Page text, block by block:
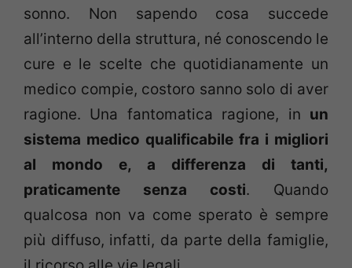
sonno. Non sapendo cosa succede
all’interno della struttura, né conoscendo le
cure e le scelte che quotidianamente un
medico compie, costoro sanno solo di aver
ragione. Una fantomatica ragione, in un
sistema medico qualificabile fra i migliori
al mondo e, a differenza di tanti,
praticamente senza costi. Quando
qualcosa non va come sperato è sempre
più diffuso, infatti, da parte della famiglie,